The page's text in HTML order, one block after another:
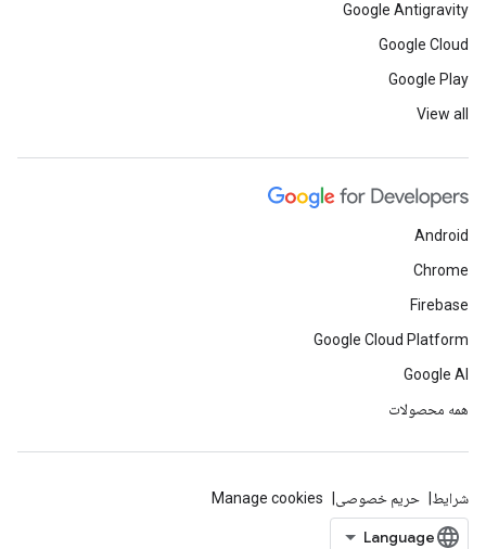
Google Antigravity
Google Cloud
Google Play
View all
Android
Chrome
Firebase
Google Cloud Platform
Google AI
همه محصولات
شرایط حریم خصوصی Manage cookies